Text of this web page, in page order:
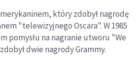
który zdobył nagrodę
"telewizyjnego Oscara". W 1985
pomysłu na nagranie utworu "We
dwie nagrody Grammy.